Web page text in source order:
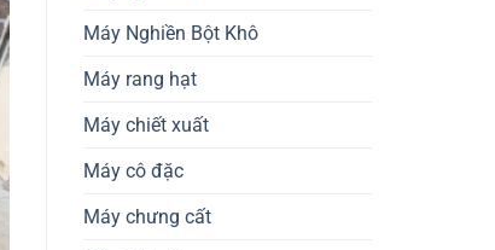
Máy Nghiền Bột Khô
Máy rang hạt
Máy chiết xuất
Máy cô đặc
Máy chưng cất